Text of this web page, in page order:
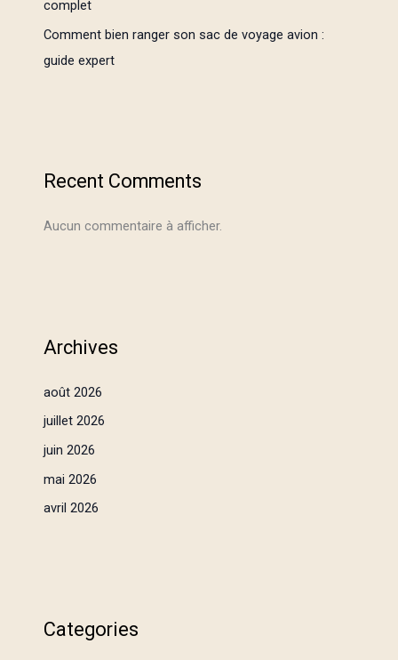
complet
Comment bien ranger son sac de voyage avion :
guide expert
Recent Comments
Aucun commentaire à afficher.
Archives
août 2026
juillet 2026
juin 2026
mai 2026
avril 2026
Categories